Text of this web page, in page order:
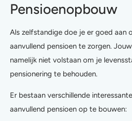
Pensioenopbouw
Als zelfstandige doe je er goed aan
aanvullend pensioen te zorgen.
namelijk niet volstaan om je
pensionering te behouden.
Er bestaan verschillende
aanvullend pensioen op te bouwen: